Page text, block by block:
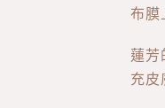
布膜
蓮芳
充皮